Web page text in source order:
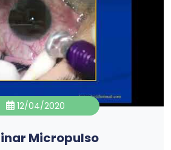
12/04/2020
Micropulso